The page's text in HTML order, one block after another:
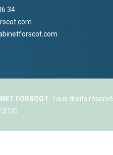
34
FORSCOT . Tous droits